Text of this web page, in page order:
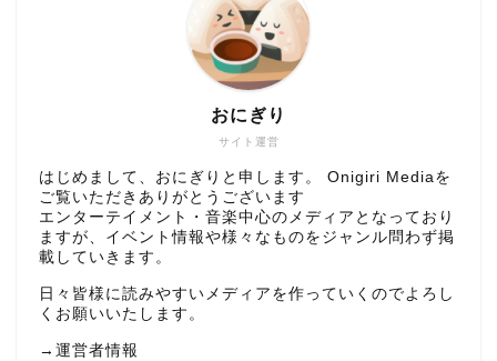
サイト運営
おにぎり
はじめまして、おにぎりと申します。 Onigiri Mediaを
ご覧いただきありがとうございます
エンターテイメント・音楽中心のメディアとなっており
ますが、イベント情報や様々なものをジャンル問わず掲
載していきます。
日々皆様に読みやすいメディアを作っていくのでよろし
くお願いいたします。
→ 運営者情報